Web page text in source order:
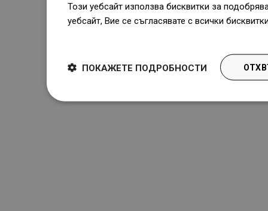
Този уебсайт използва бисквитки за
уебсайт, Вие се съгласявате с всички
ПОКАЖЕТЕ ПОДРОБНОСТИ